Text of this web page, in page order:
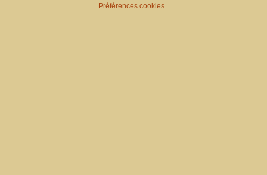
Préférences cookies